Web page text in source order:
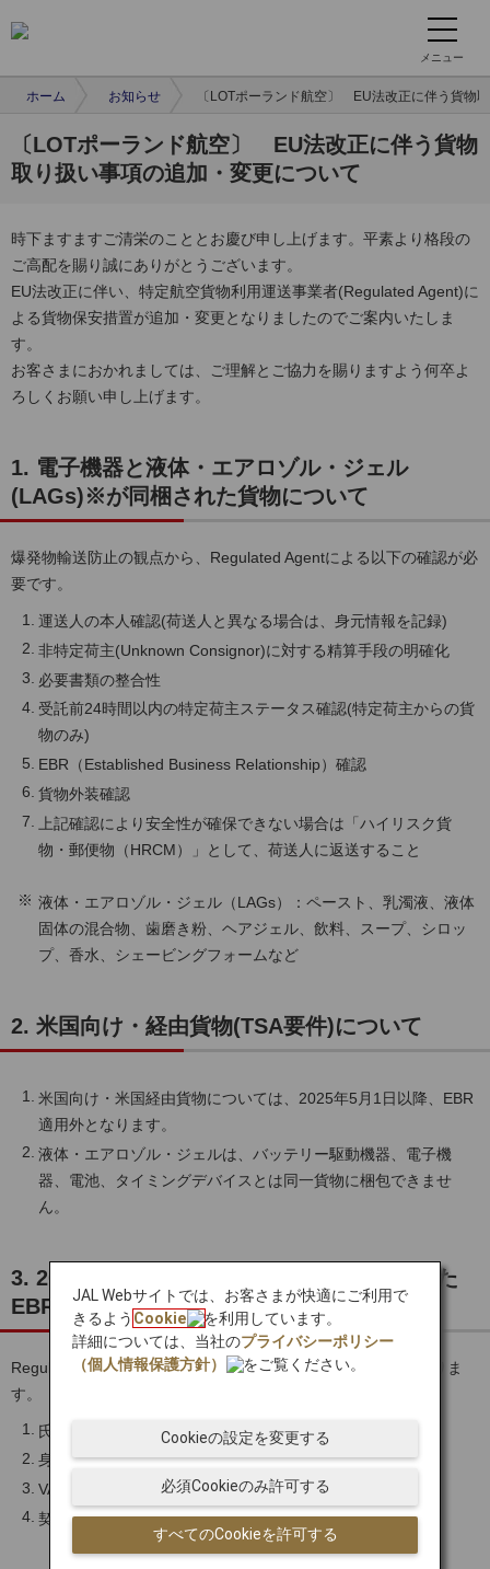
メニュー
ホーム お知らせ 〔LOTポーランド航空〕 EU法改正に伴う貨物
〔LOTポーランド航空〕 EU法改正に伴う貨物
取り扱い事項の追加・変更について
時下ますますご清栄のこととお慶び申し上げます。平素より格段の
ご高配を賜り誠にありがとうございます。
EU法改正に伴い、特定航空貨物利用運送事業者(Regulated Agent)に
よる貨物保安措置が追加・変更となりましたのでご案内いたしま
す。
お客さまにおかれましては、ご理解とご協力を賜りますよう何卒よ
ろしくお願い申し上げます。
1. 電子機器と液体・エアロゾル・ジェル
(LAGs)※が同梱された貨物について
爆発物輸送防止の観点から、Regulated Agentによる以下の確認が必
要です。
運送人の本人確認(荷送人と異なる場合は、身元情報を記録)
非特定荷主(Unknown Consignor)に対する精算手段の明確化
必要書類の整合性
受託前24時間以内の特定荷主ステータス確認(特定荷主からの貨
物のみ)
EBR（Established Business Relationship）確認
貨物外装確認
上記確認により安全性が確保できない場合は「ハイリスク貨
物・郵便物（HRCM）」として、荷送人に返送すること
液体・エアロゾル・ジェル（LAGs）：ペースト、乳濁液、液体
固体の混合物、歯磨き粉、ヘアジェル、飲料、スープ、シロッ
プ、香水、シェービングフォームなど
2. 米国向け・経由貨物(TSA要件)について
米国向け・米国経由貨物については、2025年5月1日以降、EBR
適用外となります。
液体・エアロゾル・ジェルは、バッテリー駆動機器、電子機
器、電池、タイミングデバイスとは同一貨物に梱包できませ
ん。
3. 2024年9月1日以降に取引関係が確立された
EBRの認定について
Regulated Agentは荷送人などの以下情報を確認する必要がありま
す。
氏名、住所、電話番号などの契約情報
身元確認が可能な支払い情報
VAT番号や登記事項証明書(必要な場合のみ)
契約書類
JAL Webサイトでは、お客さまが快適にご利用で
きるよう Cookie
を利用しています。
詳細については、当社のプライバシーポリシー
（個人情報保護方針）
をご覧ください。
すべてのCookieを許可する
必須Cookieのみ許可する
Cookieの設定を変更する